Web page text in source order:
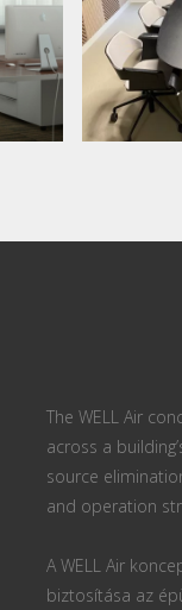
The WELL Air
across a
source
and operation
A WELL Air
biztosítása az